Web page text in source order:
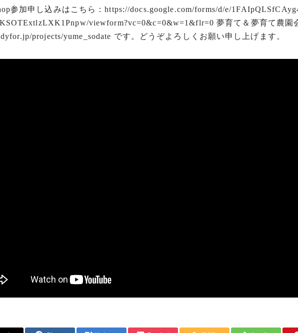
参加申し込みはこちら：https://docs.google.com/forms/d/e/
viewform?vc=0&c=0&w=1&flr=0 夢育て＆夢育て農園
projects/yume_sodate です。どうぞよろしくお願い申し上げます。